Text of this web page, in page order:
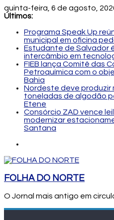
quinta-feira, 6 de agosto,
Últimos:
Programa Speak Up
municipal em oficina
Estudante de Salvador
intercâmbio em
FIEB lança Comitê das
Petroquímica com o
Bahia
Nordeste deve produzir
toneladas de algodão
Etene
Consórcio ZAD vence
modernizar
Santana
FOLHA DO NORTE
O Jornal mais antigo em